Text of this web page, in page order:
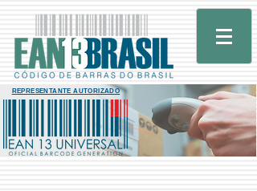
REPRESENTANTE AUTORIZADO